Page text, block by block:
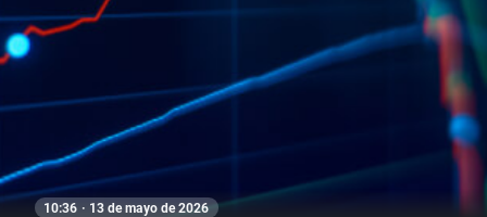
10:36 · 13 de mayo de 2026